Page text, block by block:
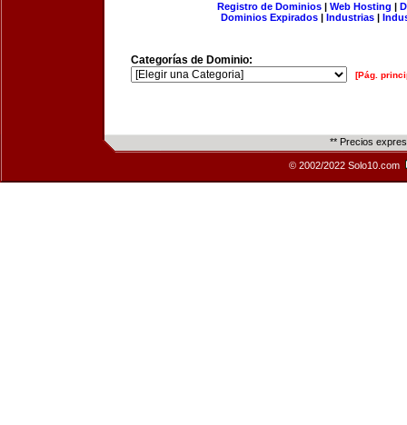
Registro de Dominios| Web Hosting |
Dominios Expirados | Industrias |
Categorías de Dominio:
[Pág.
** Precios
© 2002/2022 Solo10.com